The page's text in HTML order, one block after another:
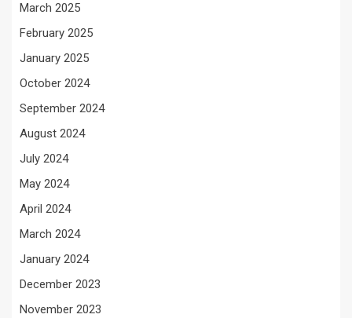
March 2025
February 2025
January 2025
October 2024
September 2024
August 2024
July 2024
May 2024
April 2024
March 2024
January 2024
December 2023
November 2023